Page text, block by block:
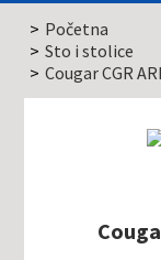
Početna
Sto i stolice
Cougar CGR